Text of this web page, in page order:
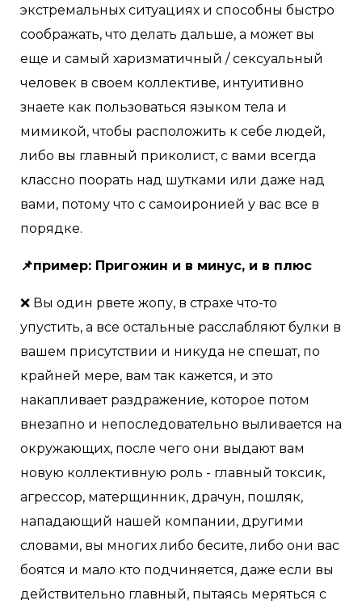
экстремальных ситуациях и способны быстро
соображать, что делать дальше, а может вы
еще и самый харизматичный / сексуальный
человек в своем коллективе, интуитивно
знаете как пользоваться языком тела и
мимикой, чтобы расположить к себе людей,
либо вы главный приколист, с вами всегда
классно поорать над шутками или даже над
вами, потому что с самоиронией у вас все в
порядке.
📌пример: Пригожин и в минус, и в плюс
❌ Вы один рвете жопу, в страхе что-то
упустить, а все остальные расслабляют булки в
вашем присутствии и никуда не спешат, по
крайней мере, вам так кажется, и это
накапливает раздражение, которое потом
внезапно и непоследовательно выливается на
окружающих, после чего они выдают вам
новую коллективную роль - главный токсик,
агрессор, матерщинник, драчун, пошляк,
нападающий нашей компании, другими
словами, вы многих либо бесите, либо они вас
боятся и мало кто подчиняется, даже если вы
действительно главный, пытаясь меряться с